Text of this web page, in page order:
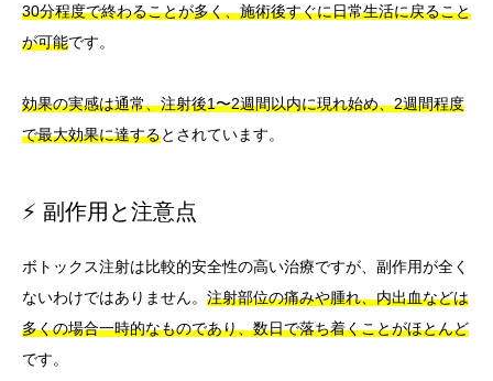
30分程度で終わることが多く、施術後すぐに日常生活に戻ること
が可能です。
効果の実感は通常、注射後1〜2週間以内に現れ始め、2週間程度
で最大効果に達するとされています。
⚡ 副作用と注意点
ボトックス注射は比較的安全性の高い治療ですが、副作用が全く
ないわけではありません。 注射部位の痛みや腫れ、内出血などは
多くの場合一時的なものであり、数日で落ち着くことがほとんど
です。